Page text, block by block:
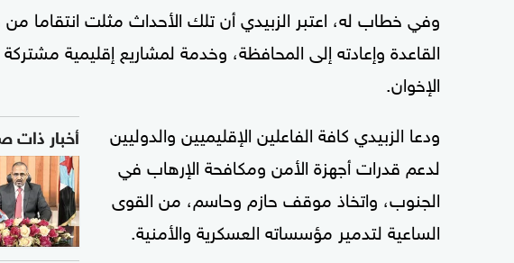
وفي خطاب له، اعتبر الزبيدي أن تلك الأحداث مثلت انتقاما من
القاعدة وإعادته إلى المحافظة، وخدمة لمشاريع إقليمية
الإخوان.
أخبار ذات
ودعا الزبيدي كافة الفاعلين الإقليميين والدوليين
لدعم قدرات أجهزة الأمن ومكافحة الإرهاب في
الجنوب، واتخاذ موقف حازم وحاسم، من القوى
الساعية لتدمير مؤسساته العسكرية والأمنية.